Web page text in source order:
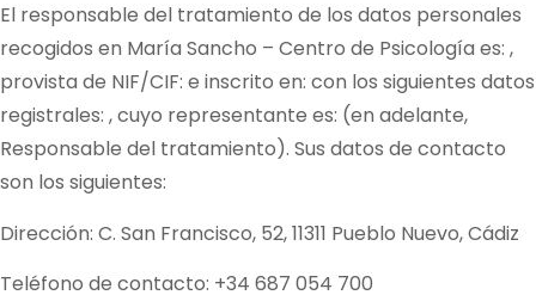
El responsable del tratamiento de los datos personales
recogidos en María Sancho – Centro de Psicología es: ,
provista de NIF/CIF: e inscrito en: con los siguientes datos
registrales: , cuyo representante es: (en adelante,
Responsable del tratamiento). Sus datos de contacto
son los siguientes:
Dirección: C. San Francisco, 52, 11311 Pueblo Nuevo, Cádiz
Teléfono de contacto: +34 687 054 700